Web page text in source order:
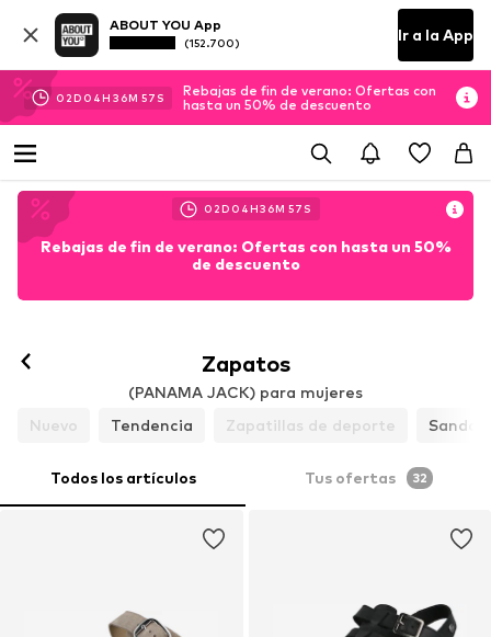
ABOUT YOU App
(152.700) Ir a la App
02D 04H 36M 56 S
Rebajas de fin de verano: Ofertas con
hasta un 50% de descuento
02D 04H36M 56 S
Rebajas de fin de verano: Ofertas con hasta un 50%
de descuento
Zapatos
(PANAMA JACK) para mujeres
Nuevo
Tendencia Zapatillas de deporte
Todos los artículos Tus ofertas 32